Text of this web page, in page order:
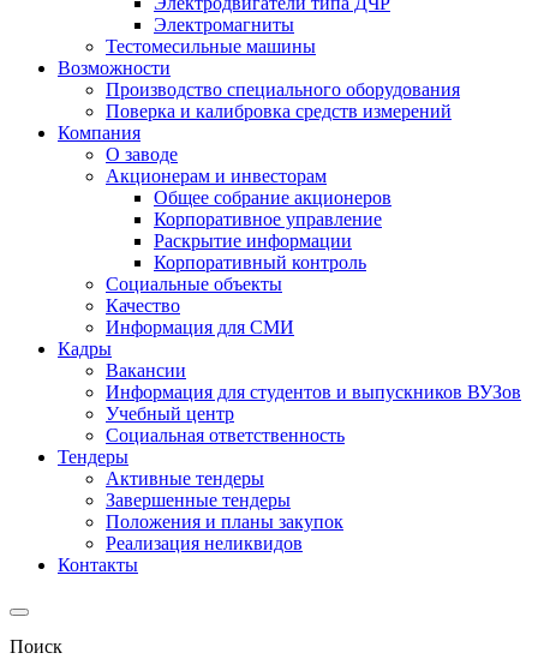
Электромагниты
Тестомесильные машины
Возможности
Производство специального оборудования
Поверка и калибровка средств измерений
Компания
О заводе
Акционерам и инвесторам
Общее собрание акционеров
Корпоративное управление
Раскрытие информации
Корпоративный контроль
Социальные объекты
Качество
Информация для СМИ
Кадры
Вакансии
Информация для студентов и выпускников ВУЗов
Учебный центр
Социальная ответственность
Тендеры
Активные тендеры
Завершенные тендеры
Положения и планы закупок
Реализация неликвидов
Контакты
Поиск